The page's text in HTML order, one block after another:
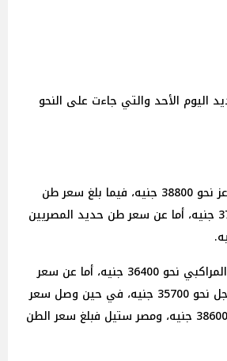
اليوم الأحد والتي جاءت على النحو
سجل سعر طن حديد عز نحو 38800 جنيه، فيما بلغ سعر طن
حديد عطية نحو 37000 جنيه، أما عن سعر طن حديد المصريين
ويبلغ سعر طن حديد المراكبي نحو 36400 جنيه، أما عن سعر
طن حديد سرحان فسجل نحو 35700 جنيه، في حين وصل سعر
طن حديد بشاي إلى 38600 جنيه، ومصر ستيل فبلغ سعر الطن